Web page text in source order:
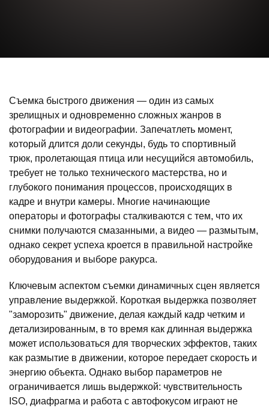
Съемка быстрого движения — один из самых
зрелищных и одновременно сложных жанров в
фотографии и видеографии. Запечатлеть момент,
который длится доли секунды, будь то спортивный
трюк, пролетающая птица или несущийся автомобиль,
требует не только технического мастерства, но и
глубокого понимания процессов, происходящих в
кадре и внутри камеры. Многие начинающие
операторы и фотографы сталкиваются с тем, что их
снимки получаются смазанными, а видео — размытым,
однако секрет успеха кроется в правильной настройке
оборудования и выборе ракурса.
Ключевым аспектом съемки динамичных сцен является
управление выдержкой. Короткая выдержка позволяет
"заморозить" движение, делая каждый кадр четким и
детализированным, в то время как длинная выдержка
может использоваться для творческих эффектов, таких
как размытие в движении, которое передает скорость и
энергию объекта. Однако выбор параметров не
ограничивается лишь выдержкой: чувствительность
ISO, диафрагма и работа с автофокусом играют не